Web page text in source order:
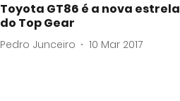
Toyota GT86 é a nova estrela
do Top Gear
Pedro Junceiro 10 Mar 2017